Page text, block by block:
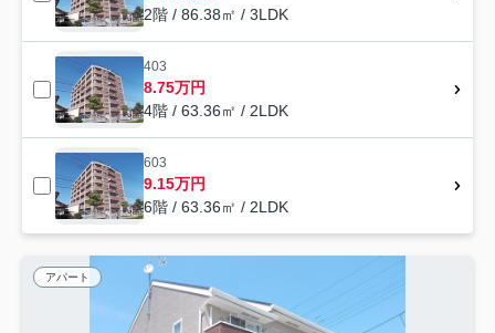
2階 / 86.38㎡ / 3LDK
403
8.75万円
4階 / 63.36㎡ / 2LDK
603
9.15万円
6階 / 63.36㎡ / 2LDK
アパート